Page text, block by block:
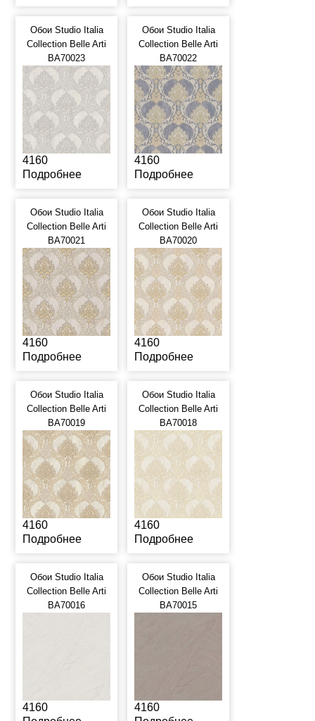
Обои Studio Italia
Collection Belle Arti
BA70023
4160
Подробнее
Обои Studio Italia
Collection Belle Arti
BA70022
4160
Подробнее
Обои Studio Italia
Collection Belle Arti
BA70021
4160
Подробнее
Обои Studio Italia
Collection Belle Arti
BA70020
4160
Подробнее
Обои Studio Italia
Collection Belle Arti
BA70019
4160
Подробнее
Обои Studio Italia
Collection Belle Arti
BA70018
4160
Подробнее
Обои Studio Italia
Collection Belle Arti
BA70016
4160
Обои Studio Italia
Collection Belle Arti
BA70015
4160